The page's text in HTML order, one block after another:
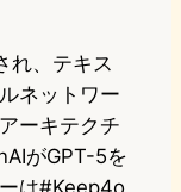
れ、テキス
ネットワー
ーキテクチ
がGPT-5を